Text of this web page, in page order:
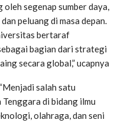
oleh segenap sumber daya,
peluang di masa depan.
bertaraf
bagian dari strategi
secara global,” ucapnya
salah satu
di bidang ilmu
olahraga, dan seni